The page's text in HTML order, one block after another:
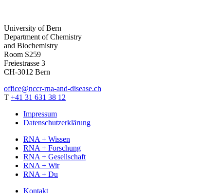
University of Bern
Department of Chemistry
and Biochemistry
Room S259
Freiestrasse 3
CH-3012 Bern
office@nccr-rna-and-disease.ch
T +41 31 631 38 12
Impressum
Datenschutzerklärung
RNA + Wissen
RNA + Forschung
RNA + Gesellschaft
RNA + Wir
RNA + Du
Kontakt